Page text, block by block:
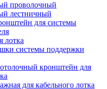
проволочный
лестничный
для системы
лотка
системы поддержки
кронштейн для
для кабельного лотка